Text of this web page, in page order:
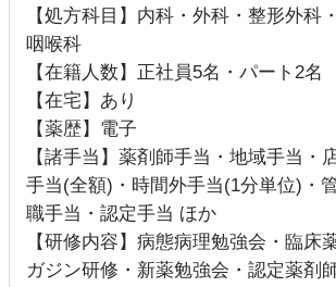
【処方科目】内科・外科・整形外科
咽喉科
【在籍人数】正社員5名・パート2名
【在宅】あり
【薬歴】電子
【諸手当】薬剤師手当・地域手当・
手当(全額)・時間外手当(1分単位)・
職手当・認定手当 ほか
【研修内容】病態病理勉強会・臨床
ガジン研修・新薬勉強会・認定薬剤